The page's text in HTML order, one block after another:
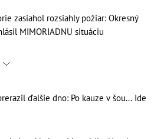
zasiahol rozsiahly požiar: Okresný
MIMORIADNU situáciu
ďalšie dno: Po kauze v šou... Ide